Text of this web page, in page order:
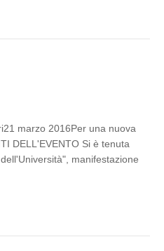
marzo 2016Per una nuova
DELL'EVENTO Si è tenuta
manifestazione